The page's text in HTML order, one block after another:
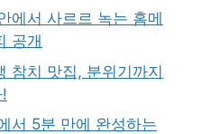
에서 사르르 녹는 홈메
공개
참치 맛집, 분위기까지
서 5분 만에 완성하는